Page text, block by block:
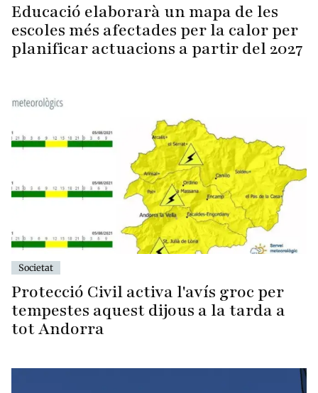
Educació elaborarà un mapa de les
escoles més afectades per la calor per
planificar actuacions a partir del 2027
Societat
Protecció Civil activa l'avís groc per
tempestes aquest dijous a la tarda a
tot Andorra